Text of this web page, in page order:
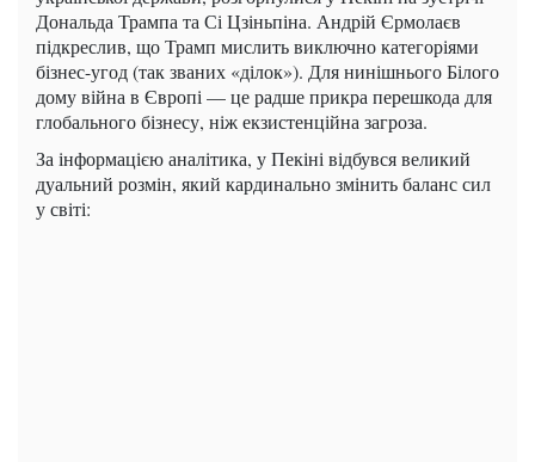
Дональда Трампа та Сі Цзіньпіна. Андрій Єрмолаєв
підкреслив, що Трамп мислить виключно категоріями
бізнес-угод (так званих «ділок»). Для нинішнього Білого
дому війна в Європі — це радше прикра перешкода для
глобального бізнесу, ніж екзистенційна загроза.
За інформацією аналітика, у Пекіні відбувся великий
дуальний розмін, який кардинально змінить баланс сил
у світі: